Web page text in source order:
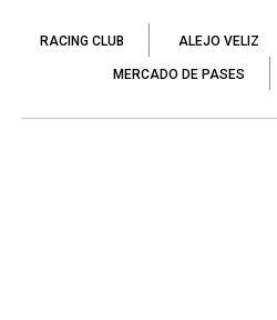
RACING CLUB ALEJO VELIZ
MERCADO DE PASES